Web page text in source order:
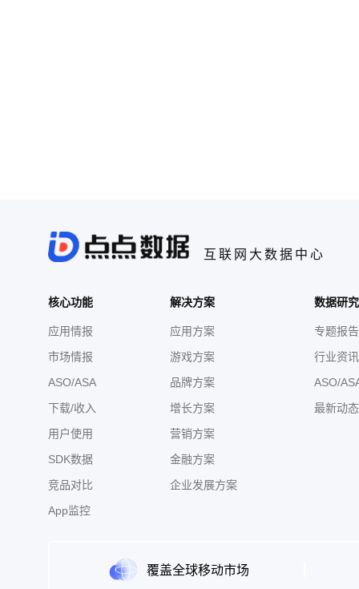
互联网大数据中心
核心功能
应用情报
市场情报
ASO/ASA
下载/收入
用户使用
SDK数据
竞品对比
App监控
解决方案
应用方案
游戏方案
品牌方案
增长方案
营销方案
金融方案
企业发展方案
数据研
专题报告
行业资讯
ASO/
最新动态
覆盖全球移动市场